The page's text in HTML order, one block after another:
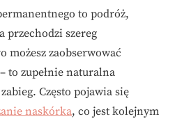
to podróż,
przechodzi szereg
możesz zaobserwować
– to zupełnie naturalna
Często pojawia się
naskórka, co jest kolejnym